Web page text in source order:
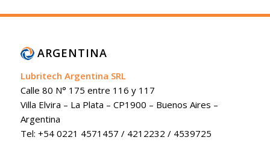
ARGENTINA
Lubritech Argentina SRL
Calle 80 N° 175 entre 116 y 117
Villa Elvira – La Plata – CP1900 – Buenos Aires –
Argentina
Tel: +54 0221 4571457 / 4212232 / 4539725